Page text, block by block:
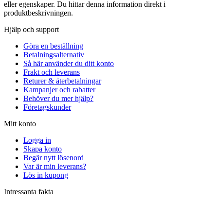
eller egenskaper. Du hittar denna information direkt i
produktbeskrivningen.
Hjälp och support
Göra en beställning
Betalningsalternativ
Så här använder du ditt konto
Frakt och leverans
Returer & återbetalningar
Kampanjer och rabatter
Behöver du mer hjälp?
Företagskunder
Mitt konto
Logga in
Skapa konto
Begär nytt lösenord
Var är min leverans?
Lös in kupong
Intressanta fakta